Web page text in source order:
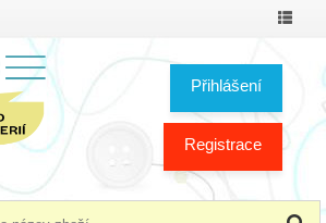
Přihlášení
Registrace